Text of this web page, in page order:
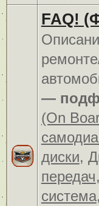
FAQ!
—
(On
диски,
передач,
система,